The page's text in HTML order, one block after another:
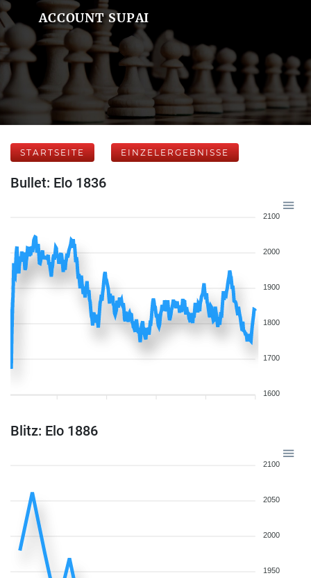
ACCOUNT SUPAI
STARTSEITE EINZELERGEBNISSE
Bullet: Elo 1836
2100
2000
1900
1800
1700
1600
Blitz: Elo 1886
2100
2050
2000
1950